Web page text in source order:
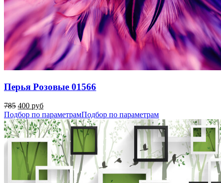
Перья Розовые 01566
785 400 руб
Подбор по параметрамПодбор по параметрам